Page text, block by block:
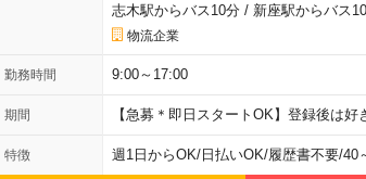
志木駅からバス10分/ 新座駅からバス
物流企業
勤務時間 9:00～17:00
期間 【急募＊即日スタートOK】登録後は
特徴 週1日からOK/日払いOK/履歴書不要/40